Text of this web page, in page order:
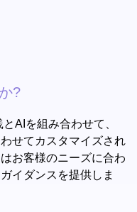
?
AIを組み合わせて、
せてカスタマイズされ
お客様のニーズに合わ
イダンスを提供しま